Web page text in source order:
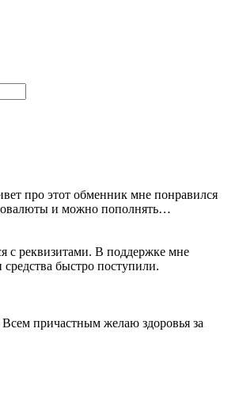
про этот обменник мне понравился
и можно пополнять…
с реквизитами. В поддержке мне
быстро поступили.
причастным желаю здоровья за